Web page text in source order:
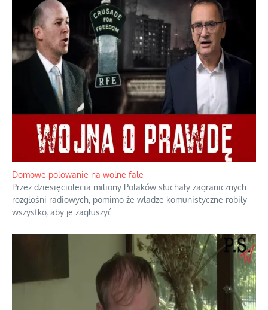
Domowe polowanie na wolne fale
Przez dziesięciolecia miliony Polaków słuchały zagranicznych
rozgłośni radiowych, pomimo że władze komunistyczne robiły
wszystko, aby je zagłuszyć.